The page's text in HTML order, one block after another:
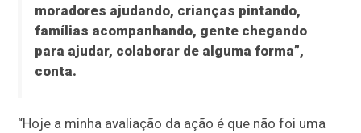
moradores ajudando, crianças pintando,
famílias acompanhando, gente chegando
para ajudar, colaborar de alguma forma”,
conta.
“Hoje a minha avaliação da ação é que não foi uma